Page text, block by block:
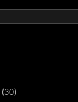
(30)